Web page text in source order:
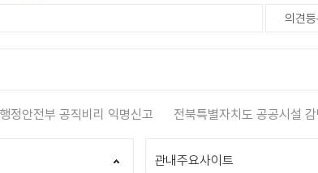
정안전부 공직비리 익명신고 전북특별자치도 공공시설 감
관내주요사이트